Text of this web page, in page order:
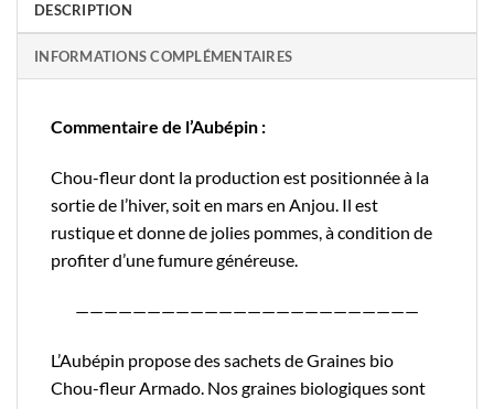
DESCRIPTION
INFORMATIONS COMPLÉMENTAIRES
Commentaire de l’Aubépin :
Chou-fleur dont la production est positionnée à la
sortie de l’hiver, soit en mars en Anjou. Il est
rustique et donne de jolies pommes, à condition de
profiter d’une fumure généreuse.
————————————————————————
L’Aubépin propose des sachets de Graines bio
Chou-fleur Armado. Nos graines biologiques sont